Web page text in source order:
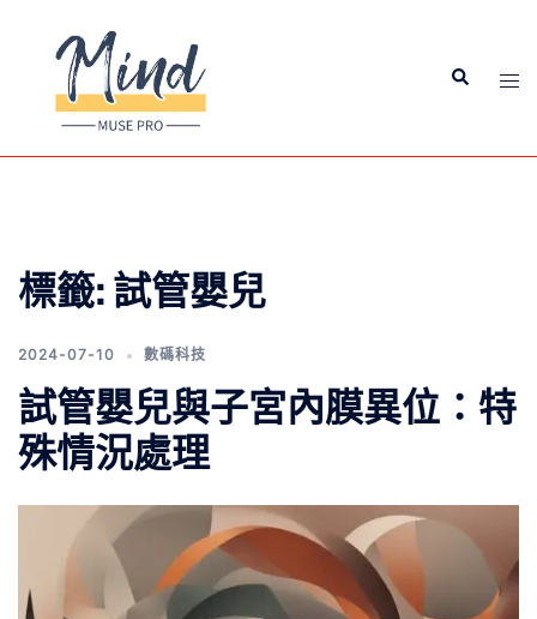
標籤: 試管嬰兒
2024-07-10 數碼科技
試管嬰兒與子宮內膜異位：特
殊情況處理